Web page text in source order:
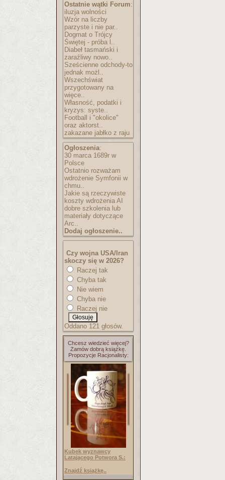
Ostatnie wątki Forum:
iluzja wolności
Wzór na liczby
parzyste i nie par..
Dogmat o Trójcy
Świętej - próba l..
Diabeł tasmański i
zaraźliwy nowo..
Sześcienne odchody-to
jednak możl..
Wszechświat
przygotowany na
więce..
Własność, podatki i
kryzys: syste..
Football i "okolice"
oraz aktorst..
zakazane jabłko z raju
Ogłoszenia:
30 marca 1689r w
Polsce
Ostatnio rozważam
wdrożenie Symfonii w
chmu..
Jakie są rzeczywiste
koszty wdrożenia AI
dobre szkolenia lub
materiały dotyczące
Arc..
Dodaj ogłoszenie..
Czy wojna USA/Iran
skoczy się w 2026?
Raczej tak
Chyba tak
Nie wiem
Chyba nie
Raczej nie
Oddano 121 głosów.
Chcesz wiedzieć więcej?
Zamów dobrą książkę.
Propozycje Racjonalisty:
Kubek wyznawcy
Latającego Potwora S.:
Znajdź książkę..